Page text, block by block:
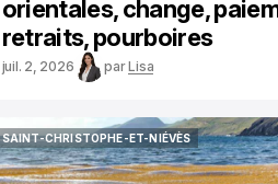
orientales, change,
retraits, pourboires
juil. 2, 2026 parLisa
SAINT-CHRISTOPHE-ET-NIÉVÈS
SAINT-CHRISTOPHE-ET-NIÉVÈS